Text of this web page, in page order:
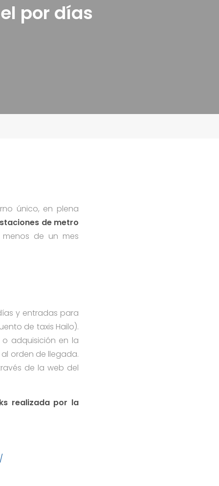
por días
único, en plena
de metro
de un mes
y entradas para
de taxis Hailo).
adquisición en la
orden de llegada.
de la web del
realizada por la